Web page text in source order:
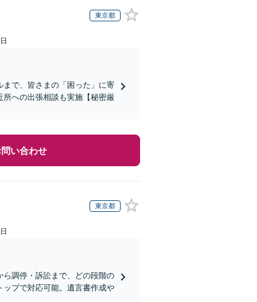
東京都
まで、皆さまの「困った」に寄
への出張相談も実施【秘密厳
い合わせ
東京都
ら調停・訴訟まで、どの段階の
プで対応可能。遺言書作成や